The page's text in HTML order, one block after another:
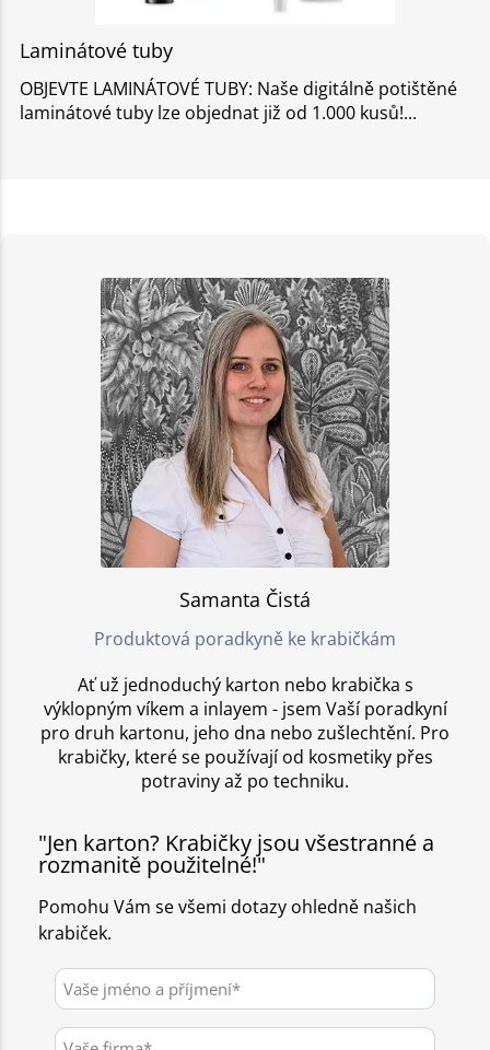
Laminátové tuby
OBJEVTE LAMINÁTOVÉ TUBY: Naše digitálně potištěné
laminátové tuby lze objednat již od 1.000 kusů!
Samanta Čistá
Produktová poradkyně ke krabičkám
Ať už jednoduchý karton nebo krabička s
výklopným víkem a inlayem - jsem Vaší poradkyní
pro druh kartonu, jeho dna nebo zušlechtění. Pro
krabičky, které se používají od kosmetiky přes
potraviny až po techniku.
"Jen karton? Krabičky jsou všestranné a
rozmanitě použitelné!"
Pomohu Vám se všemi dotazy ohledně našich
krabiček.